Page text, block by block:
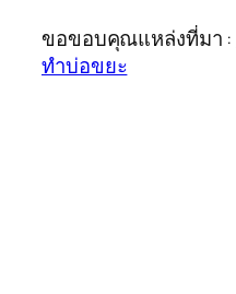
ขอขอบคุณแหล่งที่มา :
ทำบ่อขยะ